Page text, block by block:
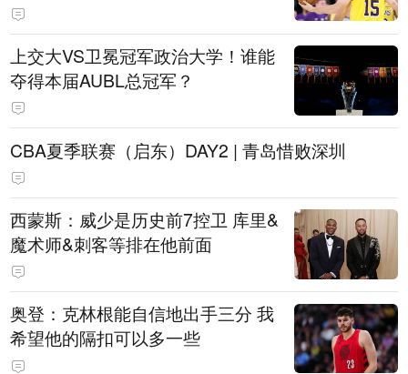
上交大VS卫冕冠军政治大学！谁能
夺得本届AUBL总冠军？
CBA夏季联赛（启东）DAY2 | 青岛惜败深圳
西蒙斯：威少是历史前7控卫 库里&
魔术师&刺客等排在他前面
奥登：克林根能自信地出手三分 我
希望他的隔扣可以多一些